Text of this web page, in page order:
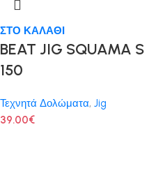
ΣΤΟ ΚΑΛΑΘΙ
BEAT JIG SQUAMA S
150
Τεχνητά Δολώματα, Jig
39.00€